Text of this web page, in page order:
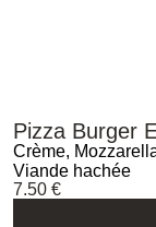
Pizza Burger
Crème,
Viande hachée
7.50 €